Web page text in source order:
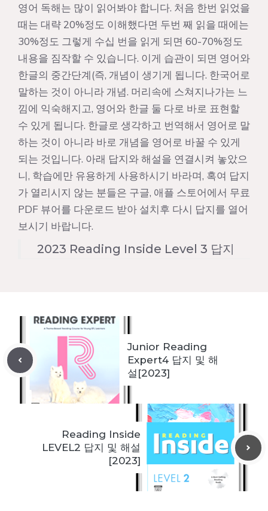
영어 독해는 많이 읽어봐야 합니다. 처음 한번 읽었을
때는 대략 20%정도 이해했다면 두번 째 읽을 때에는
30%정도 그렇게 수십 번을 읽게 되면 60-70%정도
내용을 짐작할 수 있습니다. 이게 습관이 되면 영어와
한글의 중간단계(즉, 개념이 생기게 됩니다. 한국어로
말하는 것이 아니라 개념. 머리속에 스쳐지나가는 느
낌에 익숙해지고, 영어와 한글 둘 다로 바로 표현할
수 있게 됩니다. 한글로 생각하고 번역해서 영어로 말
하는 것이 아니라 바로 개념을 영어로 바꿀 수 있게
되는 것입니다. 아래 답지와 해설을 연결시켜 놓았으
니, 학습에만 유용하게 사용하시기 바라며, 혹여 답지
가 열리시지 않는 분들은 구글, 애플 스토어에서 무료
PDF 뷰어를 다운로드 받아 설치후 다시 답지를 열어
보시기 바랍니다.
2023 Reading Inside Level 3 답지
Junior Reading
Expert4 답지 및 해
설[2023]
Reading Inside
LEVEL2 답지 및 해설
[2023]